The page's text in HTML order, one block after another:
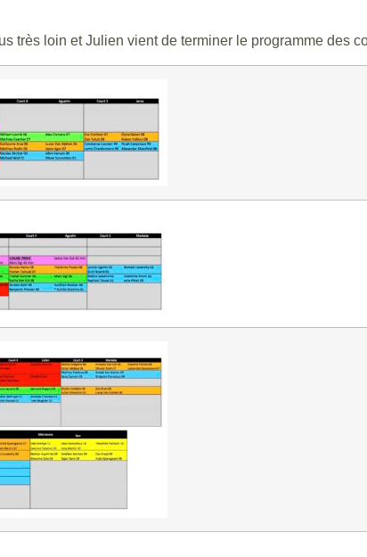
très loin et Julien vient de terminer le programme des